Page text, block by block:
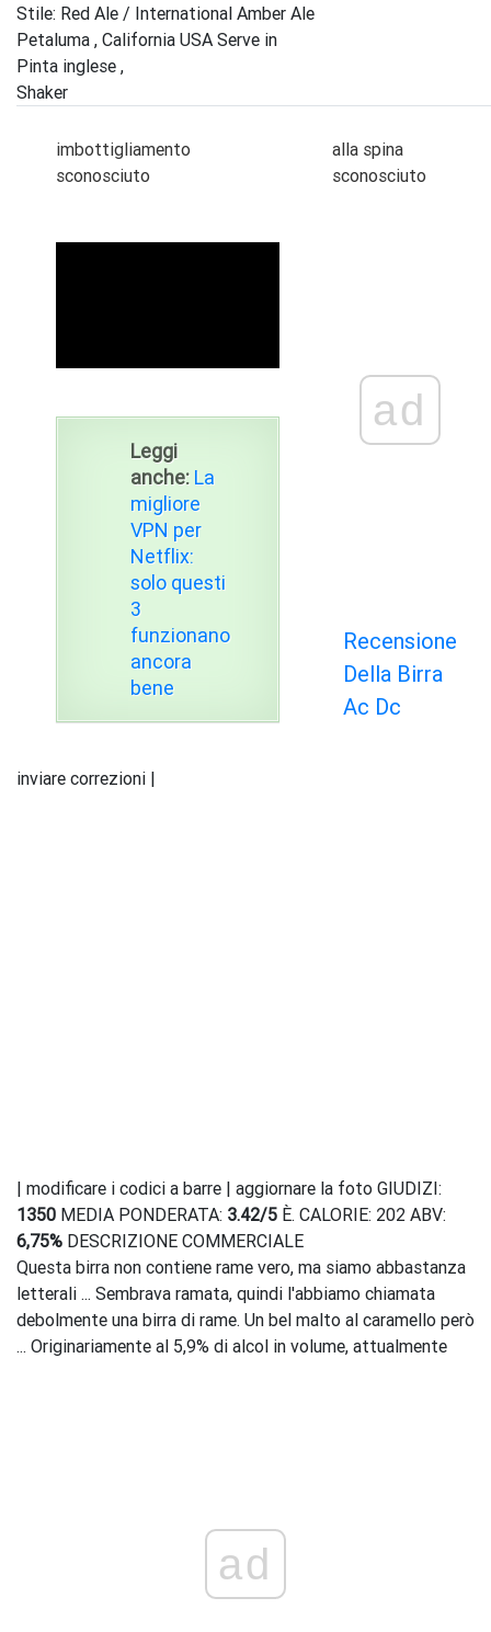
Stile: Red Ale / International Amber Ale
Petaluma , California USA Serve in
Pinta inglese ,
Shaker
imbottigliamento
sconosciuto
Leggi
anche: La
migliore
VPN per
Netflix:
solo questi
3
funzionano
ancora
bene
alla spina
sconosciuto
ad
Recensione
Della Birra
Ac Dc
inviare correzioni |
| modificare i codici a barre | aggiornare la foto GIUDIZI:
1350 MEDIA PONDERATA: 3.42/5 È. CALORIE: 202 ABV:
6,75% DESCRIZIONE COMMERCIALE
Questa birra non contiene rame vero, ma siamo abbastanza
letterali ... Sembrava ramata, quindi l'abbiamo chiamata
debolmente una birra di rame. Un bel malto al caramello però
... Originariamente al 5,9% di alcol in volume, attualmente
ad